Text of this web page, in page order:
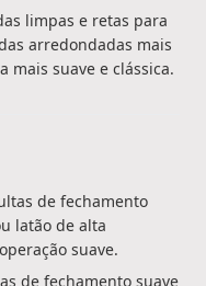
limpas e retas para
arredondadas mais
mais suave e clássica.
de fechamento
latão de alta
suave.
de fechamento suave